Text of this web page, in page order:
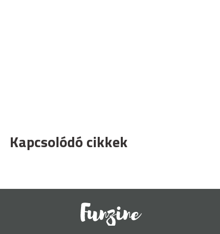
Kapcsolódó cikkek